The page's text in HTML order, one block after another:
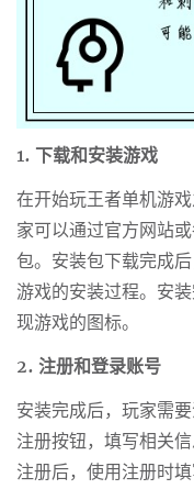
1. 下载和安装游戏
在开始玩王者单机游
家可以通过官方网站
包。安装包下载完成
游戏的安装过程。安
现游戏的图标。
2. 注册和登录账号
安装完成后，玩家需
注册按钮，填写相关
注册后，使用注册时